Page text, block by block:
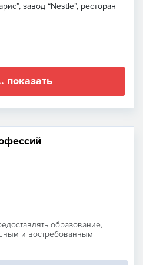
завод “Nestle”, ресторан
показать
образование,
и востребованным